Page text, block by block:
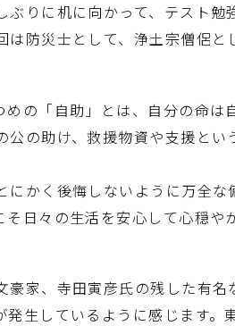
りに机に向かって、テスト勉
防災士として、浄土宗僧侶と
「自助」とは、自分の命は
の助け、救援物資や支援とい
かく後悔しないように万全な
日々の生活を安心して心穏や
家、寺田寅彦氏の残した有名
生しているように感じます。